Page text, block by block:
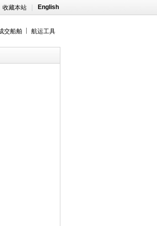
收藏本站 | English
交船舶 航运工具